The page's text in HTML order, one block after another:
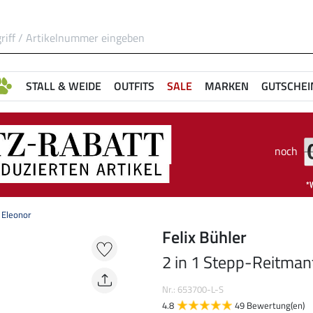
STALL & WEIDE OUTFITS SALE MARKEN
noch
Felix Bühler
2 in 1 Stepp-
Nr.: 653700-L-S
4.8
49 Bewertung(en)